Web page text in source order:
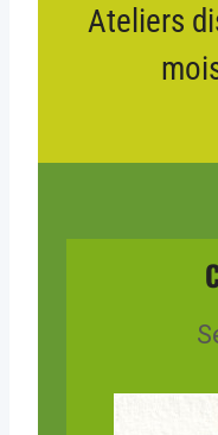
Ateliers